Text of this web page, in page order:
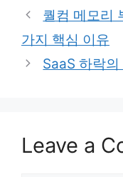
퀄컴 메모리
가지 핵심 이유
SaaS 하락
Leave a